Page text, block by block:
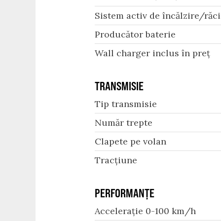
Sistem activ de încălzire/
Producător baterie
Wall charger inclus în preț
TRANSMISIE
Tip transmisie
Număr trepte
Clapete pe volan
Tracțiune
PERFORMANȚE
Accelerație 0-100 km/h